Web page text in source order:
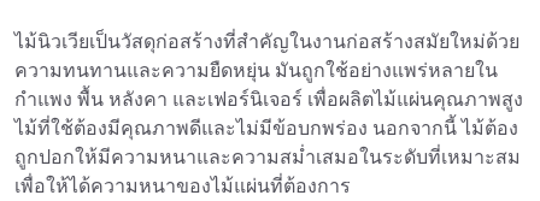
ไม้นิวเวียเป็นวัสดุก่อสร้างที่สำคัญในงานก่อสร้างสมัยใหม่ด้วย
ความทนทานและความยืดหยุ่น มันถูกใช้อย่างแพร่หลายใน
กำแพง พื้น หลังคา และเฟอร์นิเจอร์ เพื่อผลิตไม้แผ่นคุณภาพสูง
ไม้ที่ใช้ต้องมีคุณภาพดีและไม่มีข้อบกพร่อง นอกจากนี้ ไม้ต้อง
ถูกปอกให้มีความหนาและความสม่ำเสมอในระดับที่เหมาะสม
เพื่อให้ได้ความหนาของไม้แผ่นที่ต้องการ